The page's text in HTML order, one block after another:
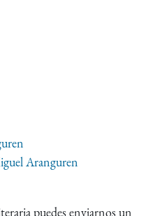
Aranguren
puedes enviarnos un